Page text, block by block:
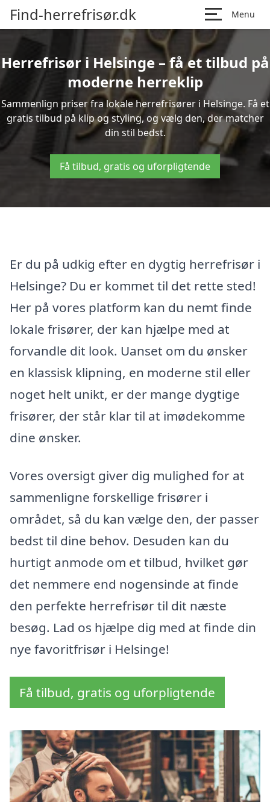
Find-herrefrisør.dk Menu
Herrefrisør i Helsinge – få et tilbud på
moderne herreklip
Sammenlign priser fra lokale herrefrisører i Helsinge. Få et
gratis tilbud på klip og styling, og vælg den, der matcher
din stil bedst.
Få tilbud, gratis og uforpligtende
Er du på udkig efter en dygtig herrefrisør i
Helsinge? Du er kommet til det rette sted!
Her på vores platform kan du nemt finde
lokale frisører, der kan hjælpe med at
forvandle dit look. Uanset om du ønsker
en klassisk klipning, en moderne stil eller
noget helt unikt, er der mange dygtige
frisører, der står klar til at imødekomme
dine ønsker.
Vores oversigt giver dig mulighed for at
sammenligne forskellige frisører i
området, så du kan vælge den, der passer
bedst til dine behov. Desuden kan du
hurtigt anmode om et tilbud, hvilket gør
det nemmere end nogensinde at finde
den perfekte herrefrisør til dit næste
besøg. Lad os hjælpe dig med at finde din
nye favoritfrisør i Helsinge!
Få tilbud, gratis og uforpligtende